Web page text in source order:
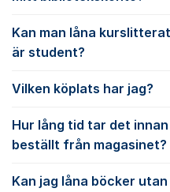
Kan man låna
är student?
Vilken köplats har jag?
Hur lång tid tar det
beställt från magasinet?
Kan jag låna böcker utan